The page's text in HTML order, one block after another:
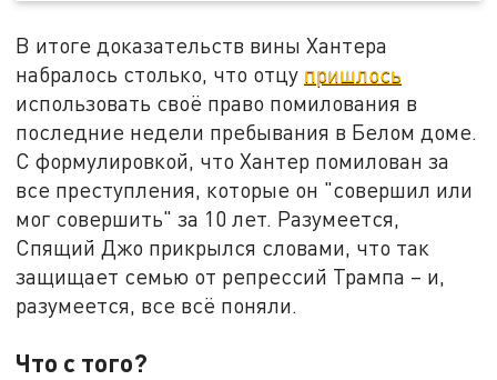
В итоге доказательств вины Хантера
набралось столько, что отцу пришлось
использовать своё право помилования в
последние недели пребывания в Белом доме.
С формулировкой, что Хантер помилован за
все преступления, которые он "совершил или
мог совершить" за 10 лет. Разумеется,
Спящий Джо прикрылся словами, что так
защищает семью от репрессий Трампа – и,
разумеется, все всё поняли.
Что с того?